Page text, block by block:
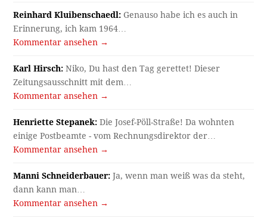
Reinhard Kluibenschaedl: Genauso habe ich es auch in
Erinnerung, ich kam 1964…
Kommentar ansehen →
Karl Hirsch: Niko, Du hast den Tag gerettet! Dieser
Zeitungsausschnitt mit dem…
Kommentar ansehen →
Henriette Stepanek: Die Josef-Pöll-Straße! Da wohnten
einige Postbeamte - vom Rechnungsdirektor der…
Kommentar ansehen →
Manni Schneiderbauer: Ja, wenn man weiß was da steht,
dann kann man…
Kommentar ansehen →